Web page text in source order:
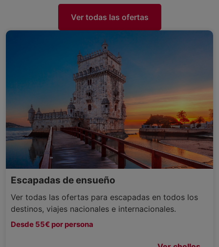
Ver todas las ofertas
Escapadas de ensueño
Ver todas las ofertas para escapadas en todos los
destinos, viajes nacionales e internacionales.
Desde 55€ por persona